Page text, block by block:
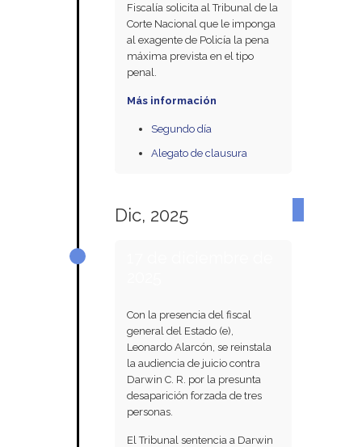
Fiscalía solicita al Tribunal de la
Corte Nacional que le imponga
al exagente de Policía la pena
máxima prevista en el tipo
penal.
Más información
Segundo día
Alegato de clausura
Dic, 2025
Con la presencia del fiscal
general del Estado (e),
Leonardo Alarcón, se reinstala
la audiencia de juicio contra
Darwin C. R. por la presunta
desaparición forzada de tres
personas.
El Tribunal sentencia a Darwin